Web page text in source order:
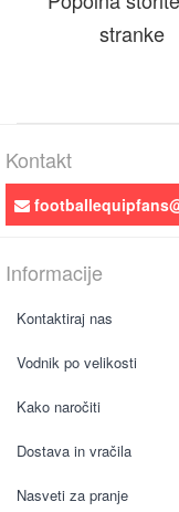
stranke
Kontakt
Informacije
Kontaktiraj nas
Vodnik po velikosti
Kako naročiti
Dostava in vračila
Nasveti za pranje